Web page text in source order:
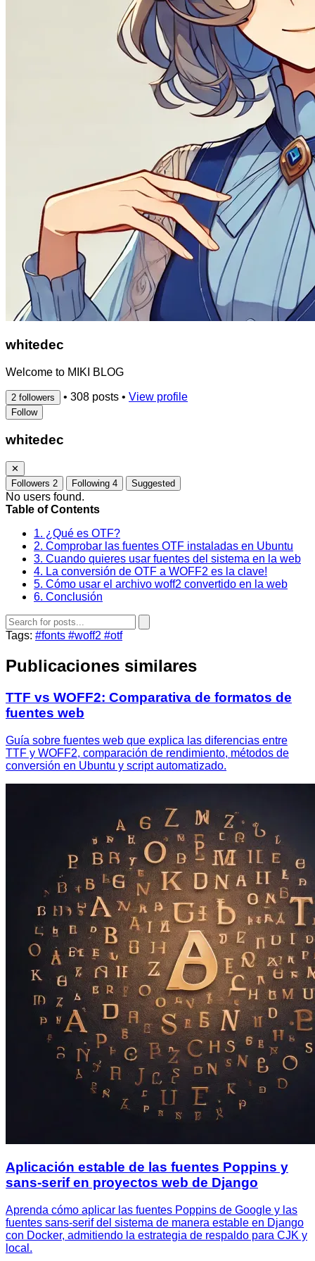
whitedec
Welcome to MIKI BLOG
2 followers • 308 posts • View profile
Follow
whitedec
✕
Followers 2 Following 4 Suggested
No users found.
Table of Contents
1. ¿Qué es OTF?
2. Comprobar las fuentes OTF instaladas en Ubuntu
3. Cuando quieres usar fuentes del sistema en la web
4. La conversión de OTF a WOFF2 es la clave!
5. Cómo usar el archivo woff2 convertido en la web
6. Conclusión
Tags: #fonts #woff2 #otf
Publicaciones similares
TTF vs WOFF2: Comparativa de formatos de
fuentes web
Guía sobre fuentes web que explica las diferencias entre
TTF y WOFF2, comparación de rendimiento, métodos de
conversión en Ubuntu y script automatizado.
Aplicación estable de las fuentes Poppins y
sans-serif en proyectos web de Django
Aprenda cómo aplicar las fuentes Poppins de Google y las
fuentes sans-serif del sistema de manera estable en Django
con Docker, admitiendo la estrategia de respaldo para CJK y
local.